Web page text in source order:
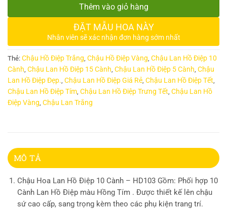
Thêm vào giỏ hàng
ĐẶT MẪU HOA NÀY
Nhân viên sẽ xác nhận đơn hàng sớm nhất
Thẻ: Chậu Hồ Điệp Trắng Chậu Hồ Điệp Vàng Chậu Lan Hồ Điệp 10
Cành Chậu Lan Hồ Điệp 15 Cành Chậu Lan Hồ Điệp 5 Cành Chậu
Lan Hồ Điệp Đẹp. Chậu Lan Hồ Điệp Giá Rẻ Chậu Lan Hồ Điệp Tết
Chậu Lan Hồ Điệp Tím Chậu Lan Hồ Điệp Trưng Tết Chậu Lan Hồ
Điệp Vàng Chậu Lan Trắng
MÔ TẢ
Chậu Hoa Lan Hồ Điệp 10 Cành – HD103 Gồm: Phối hợp 10
Cành Lan Hồ Điệp màu Hồng Tím . Được thiết kế lên chậu
sứ cao cấp, sang trọng kèm theo các phụ kiện trang trí.